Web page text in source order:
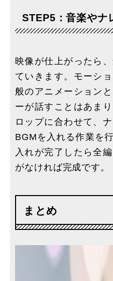
STEP5：音楽やナ
映像が仕上がったら
ていきます。モーシ
般のアニメーション
ーが話すことはあま
ロップに合わせて、
BGMを入れる作業を
入れが完了したら全
がなければ完成です。
まとめ